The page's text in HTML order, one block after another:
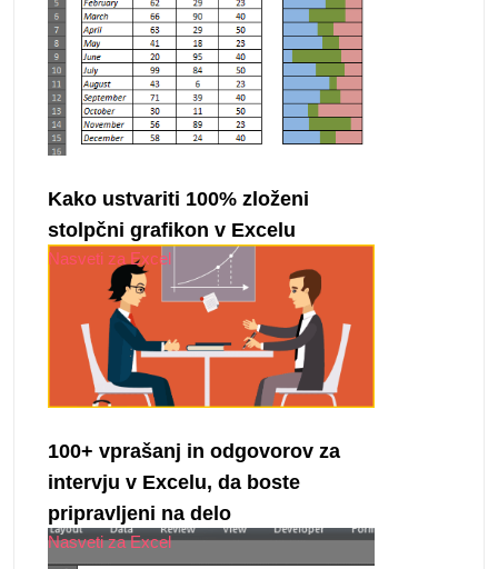
Kako ustvariti 100% zloženi
stolpčni grafikon v Excelu
Nasveti za Excel
100+ vprašanj in odgovorov za
intervju v Excelu, da boste
pripravljeni na delo
Nasveti za Excel